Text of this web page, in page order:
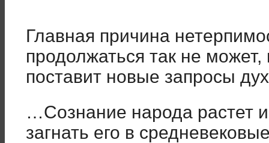
Главная причина
продолжаться так не
поставит новые запросы
…Сознание народа растет
загнать его в